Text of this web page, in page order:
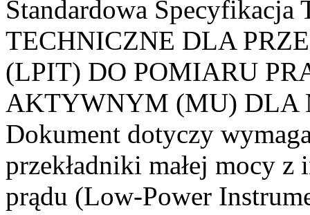
Standardowa
TECHNICZNE DLA
(LPIT) DO POMIARU
AKTYWNYM (MU) DLA
Dokument dotyczy
przekładniki małej mocy
prądu (Low-Power